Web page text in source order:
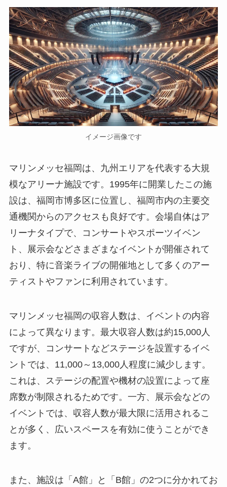
イメージ画像です
マリンメッセ福岡は、九州エリアを代表する大規
模なアリーナ施設です。1995年に開業したこの施
設は、福岡市博多区に位置し、福岡市内の主要交
通機関からのアクセスも良好です。会場自体はア
リーナタイプで、コンサートやスポーツイベン
ト、展示会などさまざまなイベントが開催されて
おり、特に音楽ライブの開催地として多くのアー
ティストやファンに利用されています。
マリンメッセ福岡の収容人数は、イベントの内容
によって異なります。最大収容人数は約15,000人
ですが、コンサートなどステージを設置するイベ
ントでは、11,000～13,000人程度に減少します。
これは、ステージの配置や機材の設置によって座
席数が制限されるためです。一方、展示会などの
イベントでは、収容人数が最大限に活用されるこ
とが多く、広いスペースを有効に使うことができ
ます。
また、施設は「A館」と「B館」の2つに分かれてお